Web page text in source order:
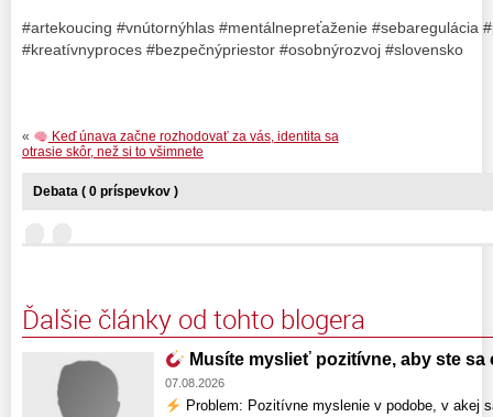
#artekoucing #vnútornýhlas #mentálnepreťaženie #sebaregulácia
#kreatívnyproces #bezpečnýpriestor #osobnýrozvoj #slovensko
«
Keď únava začne rozhodovať za vás, identita sa
otrasie skôr, než si to všimnete
Debata ( 0 príspevkov )
Ďalšie články od tohto blogera
Musíte myslieť pozitívne, aby ste sa
07.08.2026
Problem: Pozitívne myslenie v podobe, v akej